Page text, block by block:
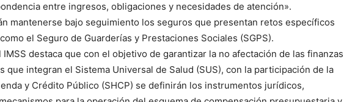
entre ingresos, obligaciones y necesidades de atención».
mantenerse bajo seguimiento los seguros que presentan retos específicos
el Seguro de Guarderías y Prestaciones Sociales (SGPS).
destaca que con el objetivo de garantizar la no afectación de las finanzas
que integran el Sistema Universal de Salud (SUS), con la participación de la
y Crédito Público (SHCP) se definirán los instrumentos jurídicos,